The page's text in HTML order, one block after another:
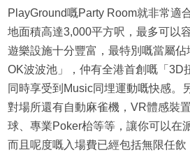
PlayGround嘅Party Room就非常適
地面積高達3,000平方呎，最多可以
遊樂設施十分豐富，最特別嘅當屬
OK波波池」，仲有全港首創嘅「3D
同時享受到Music同埋運動嘅快感。
對場所還有自動麻雀機，VR體感裝
球、專業Poker枱等等，讓你可以在
而且呢度嘅入場費已經包括無限任